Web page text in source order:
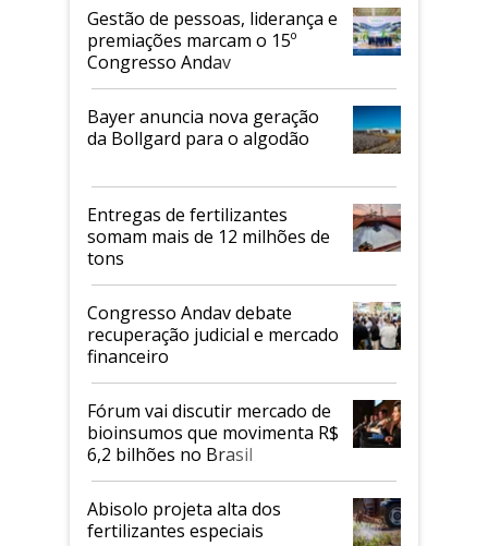
Gestão de pessoas, liderança e
premiações marcam o 15º
Congresso Andav
Bayer anuncia nova geração
da Bollgard para o algodão
Entregas de fertilizantes
somam mais de 12 milhões de
tons
Congresso Andav debate
recuperação judicial e mercado
financeiro
Fórum vai discutir mercado de
bioinsumos que movimenta R$
6,2 bilhões no Brasil
Abisolo projeta alta dos
fertilizantes especiais